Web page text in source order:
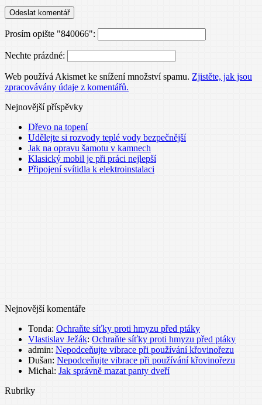
Prosím opište "840066":
Nechte prázdné:
Web používá Akismet ke snížení množství spamu. Zjistěte, jak jsou
zpracovávány údaje z komentářů.
Nejnovější příspěvky
Dřevo na topení
Udělejte si rozvody teplé vody bezpečnější
Jak na opravu šamotu v kamnech
Klasický mobil je při práci nejlepší
Připojení svítidla k elektroinstalaci
Nejnovější komentáře
Tonda: Ochraňte síťky proti hmyzu před ptáky
Vlastislav Ježák: Ochraňte síťky proti hmyzu před ptáky
admin: Nepodceňujte vibrace při používání křovinořezu
Dušan: Nepodceňujte vibrace při používání křovinořezu
Michal: Jak správně mazat panty dveří
Rubriky